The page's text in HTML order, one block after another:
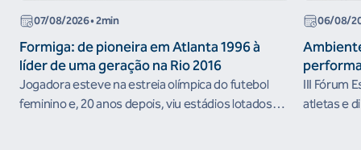
07/08/2026• 2min
Formiga: de pioneira em Atlanta 1996 à
líder de uma geração na Rio 2016
Jogadora esteve na estreia olímpica do futebol
feminino e, 20 anos depois, viu estádios lotados
06/08/
III Fórum
atletas e